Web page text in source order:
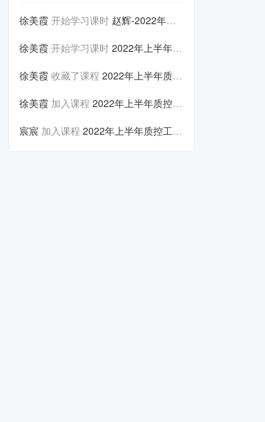
徐美霞 开始学习课时 赵辉-2022年上半年质控工作...
徐美霞 开始学习课时 2022年上半年质控工作会议暨...
徐美霞 收藏了课程 2022年上半年质控工作会议暨...
徐美霞 加入课程 2022年上半年质控工作会议暨...
宸宸 加入课程 2022年上半年质控工作会议暨...